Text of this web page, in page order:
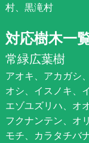
村、黒滝村
対応樹木一
常緑広葉樹
アオキ、アカガシ
オシ、イスノキ、
エゾユズリハ、オ
フクナンテン、オ
モチ、カラタチバ